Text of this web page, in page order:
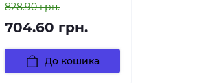
828.90 грн.
704.60 грн.
До кошика